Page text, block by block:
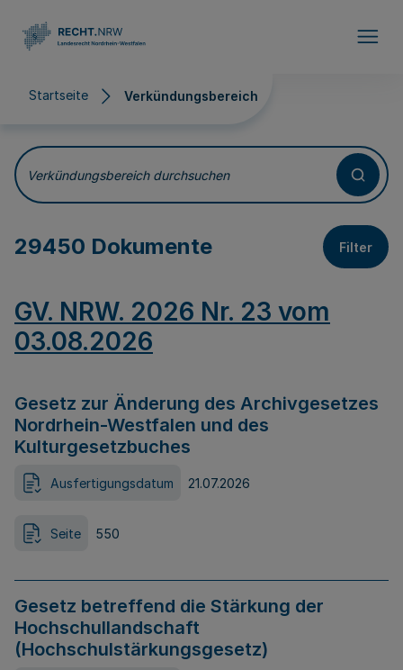
Startseite Verkündungsbereich
Verkündungsbereich
Verkündungsbereich durchsuchen
29450 Dokumente Filter
GV. NRW. 2026 Nr. 23 vom
03.08.2026
Gesetz zur Änderung des Archivgesetzes
Nordrhein-Westfalen und des
Kulturgesetzbuches
Ausfertigungsdatum 21.07.2026
Seite 550
Gesetz betreffend die Stärkung der
Hochschullandschaft
(Hochschulstärkungsgesetz)